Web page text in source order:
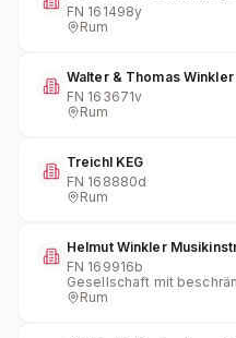
FN 161498y
Rum
Walter & Thomas Winkler
FN 163671v
Rum
Treichl KEG
FN 168880d
Rum
Helmut Winkler
FN 169916b
Gesellschaft mit
Rum